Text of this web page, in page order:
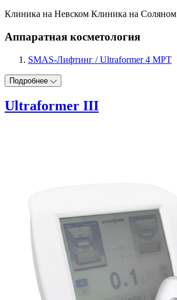
Клиника на Невском Клиника на Соляном
Аппаратная косметология
SMAS-Лифтинг / Ultraformer 4 МРТ
Подробнее
Ultraformer III